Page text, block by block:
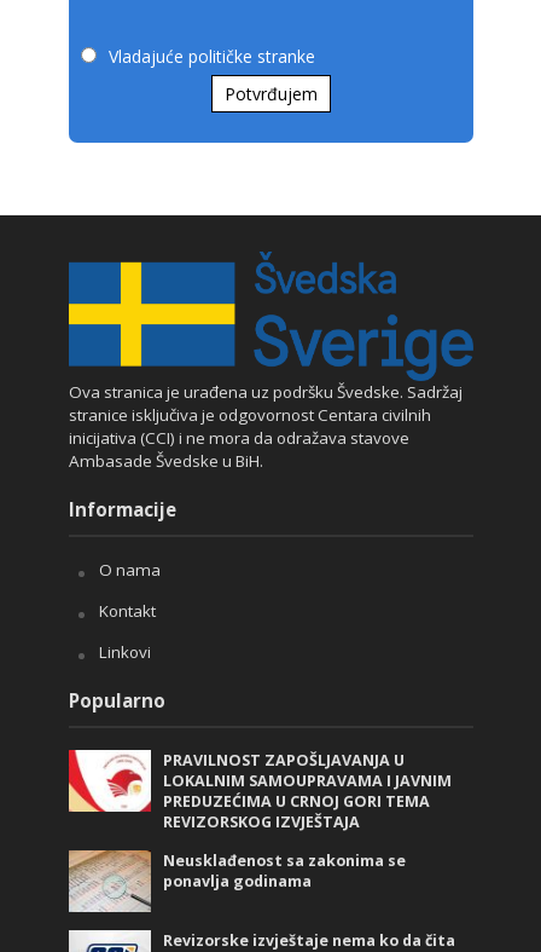
Vladajuće političke stranke
Potvrđujem
Ova stranica je urađena uz podršku Švedske. Sadržaj
stranice isključiva je odgovornost Centara civilnih
inicijativa (CCI) i ne mora da odražava stavove
Ambasade Švedske u BiH.
Informacije
O nama
Kontakt
Linkovi
Popularno
PRAVILNOST ZAPOŠLJAVANJA U
LOKALNIM SAMOUPRAVAMA I JAVNIM
PREDUZEĆIMA U CRNOJ GORI TEMA
REVIZORSKOG IZVJEŠTAJA
Neusklađenost sa zakonima se
ponavlja godinama
Revizorske izvještaje nema ko da čita